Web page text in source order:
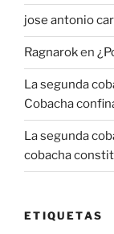
jose antonio
Ragnaroken
La segunda
Cobacha
La segunda
cobacha
ETIQUETAS